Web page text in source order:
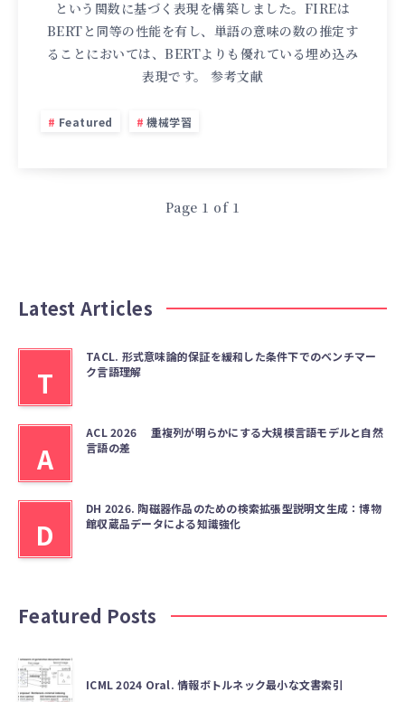
という関数に基づく表現を構築しました。FIREは
BERTと同等の性能を有し、単語の意味の数の推定す
ることにおいては、BERTよりも優れている埋め込み
表現です。 参考文献
Featured 機械学習
Page 1 of 1
Latest Articles
T
TACL. 形式意味論的保証を緩和した条件下でのベンチマー
ク言語理解
A
ACL 2026 重複列が明らかにする大規模言語モデルと自然
言語の差
D
DH 2026. 陶磁器作品のための検索拡張型説明文生成：博物
館収蔵品データによる知識強化
Featured Posts
ICML 2024 Oral. 情報ボトルネック最小な文書索引